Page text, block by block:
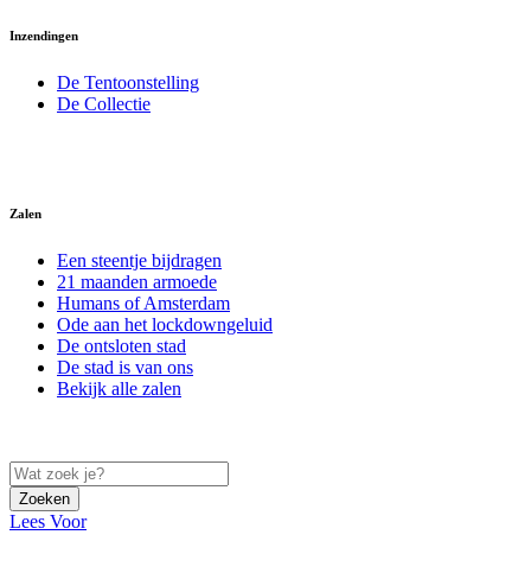
Inzendingen
De Tentoonstelling
De Collectie
Zalen
Een steentje bijdragen
21 maanden armoede
Humans of Amsterdam
Ode aan het lockdowngeluid
De ontsloten stad
De stad is van ons
Bekijk alle zalen
Zoeken
Lees Voor